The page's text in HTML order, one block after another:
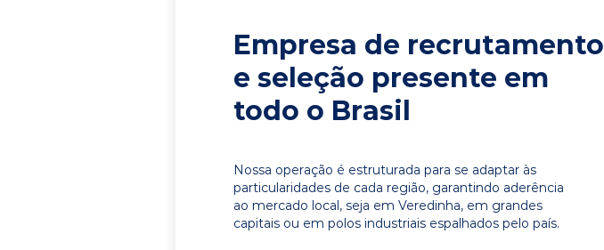
Empresa de recrutamento
e seleção presente em
todo o Brasil
Nossa operação é estruturada para se adaptar às
particularidades de cada região, garantindo aderência
ao mercado local, seja em Veredinha, em grandes
capitais ou em polos industriais espalhados pelo país.